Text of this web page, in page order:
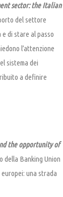
sector: the Italian
del settore
di stare al passo
l’attenzione
sistema dei
a definire
the opportunity of
della Banking Union
una strada